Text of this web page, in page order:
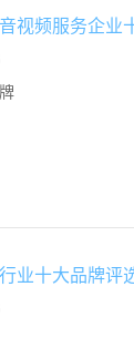
视频服务企业
业十大品牌评